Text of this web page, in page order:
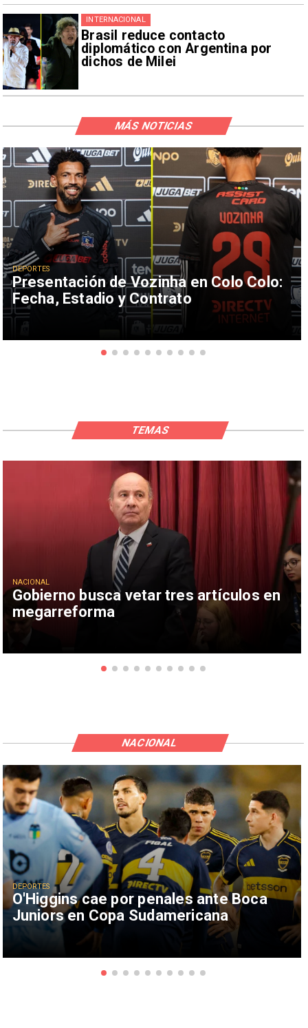
Brasil reduce contacto
diplomático con Argentina por
dichos de Milei
INTERNACIONAL
Presentación de Vozinha en Colo Colo:
Fecha, Estadio y Contrato
DEPORTES
MÁS NOTICIAS
Gobierno busca vetar tres artículos en
megarreforma
NACIONAL
TEMAS
O'Higgins cae por penales ante Boca
Juniors en Copa Sudamericana
DEPORTES
NACIONAL